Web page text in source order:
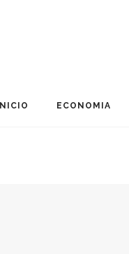
INICIO ECONOMIA